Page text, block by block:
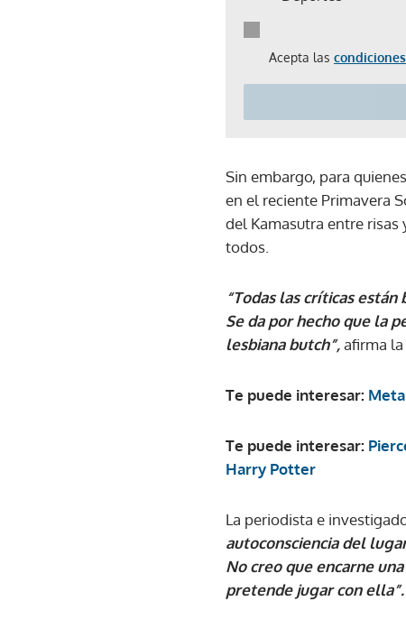
Acepta las
Sin embargo, para
en el reciente Primavera
del Kamasutra entre risas
todos.
“Todas las críticas
Se da por hecho que la
lesbiana butch”,afirma la
Te puede interesar:
Te puede interesar:
Harry Potter
La periodista e
autoconsciencia del
No creo que encarne
pretende jugar con ella”.